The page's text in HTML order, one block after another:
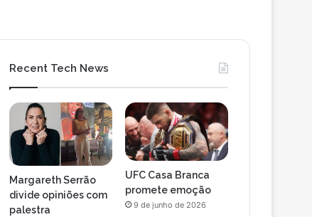
Recent Tech News
Margareth Serrão
divide opiniões com
palestra
UFC Casa Branca
promete emoção
9 de junho de 2026